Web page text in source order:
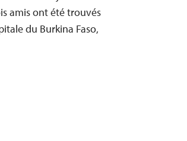
amis ont été trouvés
du Burkina Faso,